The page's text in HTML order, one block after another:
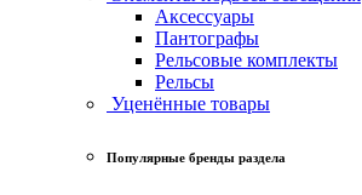
Аксессуары
Пантографы
Рельсовые комплекты
Рельсы
Уценённые товары
Популярные бренды раздела